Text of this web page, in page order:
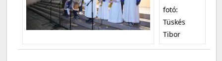
fotó:
Tüskés
Tibor